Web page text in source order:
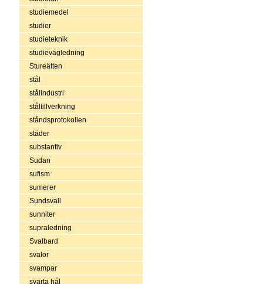
studiemedel
studier
studieteknik
studievägledning
Stureätten
stål
stålindustri
ståltillverkning
ståndsprotokollen
städer
substantiv
Sudan
sufism
sumerer
Sundsvall
sunniter
supraledning
Svalbard
svalor
svampar
svarta hål